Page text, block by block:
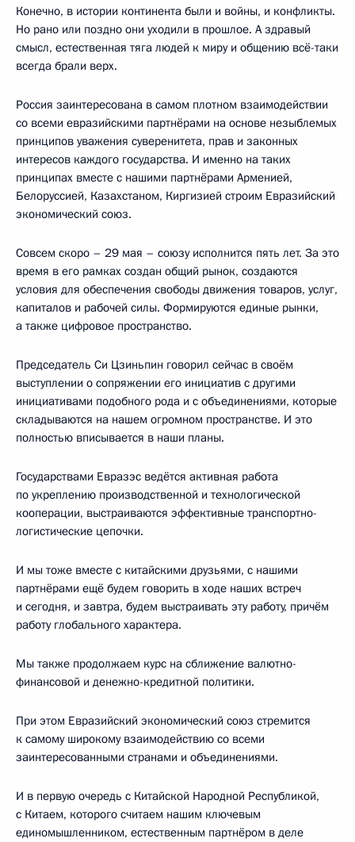
Конечно, в истории континента были и войны, и конфликты.
Но рано или поздно они уходили в прошлое. А здравый
смысл, естественная тяга людей к миру и общению всё-таки
всегда брали верх.
Россия заинтересована в самом плотном взаимодействии
со всеми евразийскими партнёрами на основе незыблемых
принципов уважения суверенитета, прав и законных
интересов каждого государства. И именно на таких
принципах вместе с нашими партнёрами Арменией,
Белоруссией, Казахстаном, Киргизией строим Евразийский
экономический союз.
Совсем скоро – 29 мая – союзу исполнится пять лет. За это
время в его рамках создан общий рынок, создаются
условия для обеспечения свободы движения товаров, услуг,
капиталов и рабочей силы. Формируются единые рынки,
а также цифровое пространство.
Председатель Си Цзиньпин говорил сейчас в своём
выступлении о сопряжении его инициатив с другими
инициативами подобного рода и с объединениями, которые
складываются на нашем огромном пространстве. И это
полностью вписывается в наши планы.
Государствами Евразэс ведётся активная работа
по укреплению производственной и технологической
кооперации, выстраиваются эффективные транспортно-
логистические цепочки.
И мы тоже вместе с китайскими друзьями, с нашими
партнёрами ещё будем говорить в ходе наших встреч
и сегодня, и завтра, будем выстраивать эту работу, причём
работу глобального характера.
Мы также продолжаем курс на сближение валютно-
финансовой и денежно-кредитной политики.
При этом Евразийский экономический союз стремится
к самому широкому взаимодействию со всеми
заинтересованными странами и объединениями.
И в первую очередь с Китайской Народной Республикой,
с Китаем, которого считаем нашим ключевым
единомышленником, естественным партнёром в деле